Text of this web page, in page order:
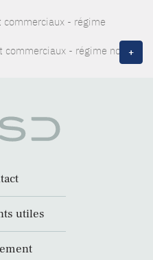
commerciaux - régime
- régime normal
+
utiles